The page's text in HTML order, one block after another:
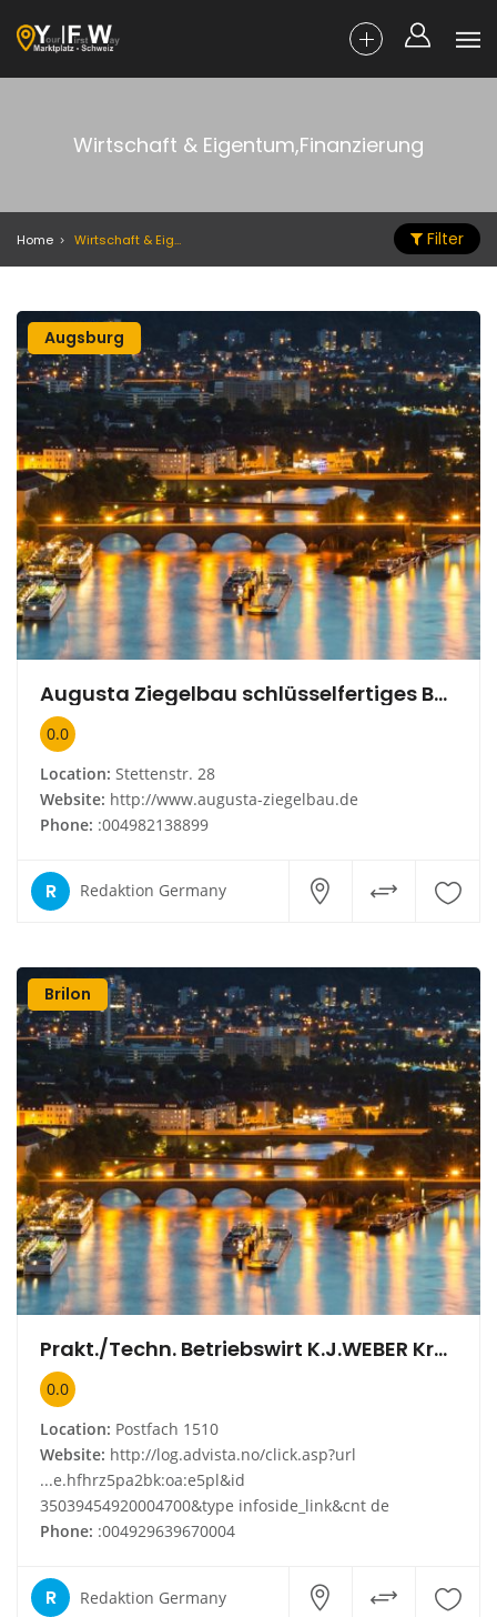
Wirtschaft & Eigentum,Finanzierung
Home Wirtschaft & Eigentum,Finanzierung Filter
Augsburg
Augusta Ziegelbau schlüsselfertiges Bauen GmbH
0.0
Location: Stettenstr. 28
Website: http://www.augusta-ziegelbau.de
Phone: :004982138899
R Redaktion Germany
Brilon
Prakt./Techn. Betriebswirt K.J.WEBER Kreditsachverständiger
0.0
Location: Postfach 1510
Website: http://log.advista.no/click.asp?url
...e.hfhrz5pa2bk:oa:e5pl&id
35039454920004700&type infoside_link&cnt de
Phone: :004929639670004
R Redaktion Germany